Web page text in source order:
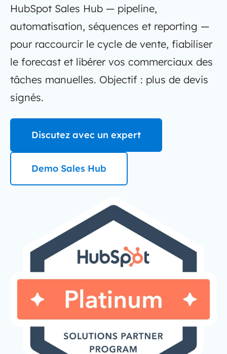
HubSpot Sales Hub — pipeline,
automatisation, séquences et reporting —
pour raccourcir le cycle de vente, fiabiliser
le forecast et libérer vos commerciaux des
tâches manuelles. Objectif : plus de devis
signés.
Discutez avec un expert
Demo Sales Hub